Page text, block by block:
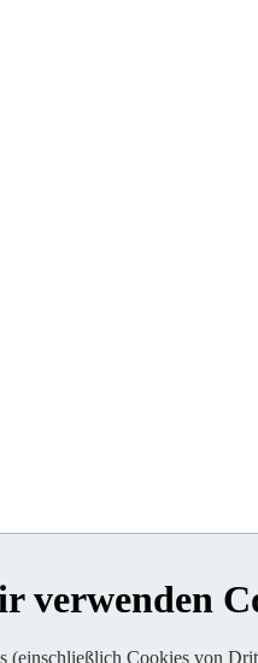
verwenden
(einschließlich Cookies von